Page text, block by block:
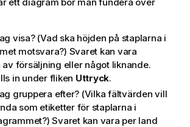
visa? (Vad ska höjden på staplarna i
motsvara?) Svaret kan vara
av försäljning eller något liknande.
in under fliken Uttryck.
gruppera efter? (Vilka fältvärden vill
som etiketter för staplarna i
Svaret kan vara per land